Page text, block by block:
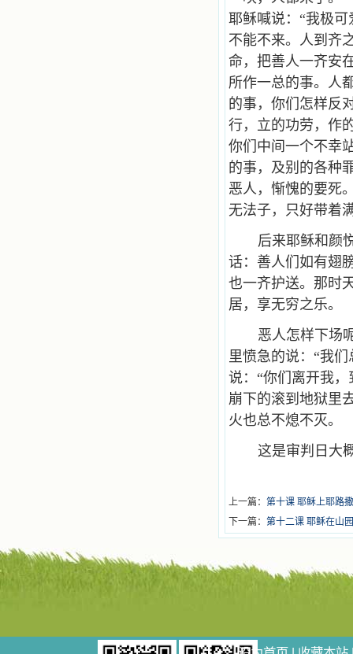
耶稣喊说：“我极
不能不来。人到齐
命，把善人一齐安
所作一总的事。人
的事，你们怎样反
行，立的功劳，作
你们中间一个不幸
的事，及别的各种
恶人，惭愧的要死
无法子，只好带着
后来耶稣和颜
话：善人们如有翅
也一齐护送。那时
居，享无穷之乐。
恶人怎样下场
里愤急的说：“我
说：“你们离开我
崩下的滚到地狱里
火也总不熄不灭。
这是审判日大
上一篇： 第十课 耶稣上耶路
下一篇： 第十二课 耶稣在山